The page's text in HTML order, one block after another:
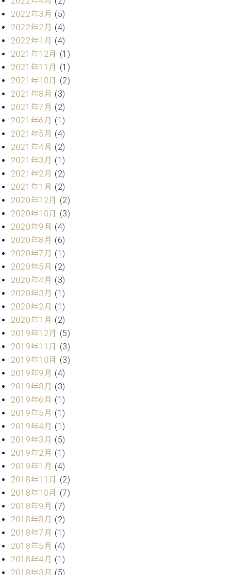
ア
ー
テ
ィ
ス
ト
カ
ス
タ
マ
ー
ー
ビ
ス
(
調
律
ア
タ
ー
サ
ー
ビ
ス
律)
調
律
師
紹
調
律
料
金
表
お
い
合
わ
せ
尾山調律師のブ
ログ Die
Musikgasse（音
楽の小道）
2022年3月 (5)
2022年2月 (4)
2022年1月 (4)
2021年12月 (1)
2021年11月 (1)
2021年10月 (2)
2021年8月 (3)
2021年7月 (2)
2021年6月 (1)
2021年5月 (4)
2021年4月 (2)
2021年3月 (1)
2021年2月 (2)
2021年1月 (2)
2020年12月 (2)
2020年10月 (3)
2020年9月 (4)
2020年8月 (6)
2020年7月 (1)
2020年5月 (2)
2020年4月 (3)
2020年3月 (1)
2020年2月 (1)
2020年1月 (2)
2019年12月 (5)
2019年11月 (3)
2019年10月 (3)
2019年9月 (4)
2019年8月 (3)
2019年6月 (1)
2019年5月 (1)
2019年4月 (1)
2019年3月 (5)
2019年2月 (1)
2019年1月 (4)
2018年11月 (2)
2018年10月 (7)
2018年9月 (7)
2018年8月 (2)
2018年7月 (1)
2018年5月 (4)
2018年4月 (1)
2018年3月 (5)